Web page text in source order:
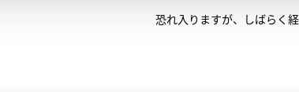
恐れ入りますが、しばらく